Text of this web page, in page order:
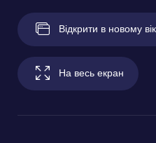
Відкрити в новому
На весь екран